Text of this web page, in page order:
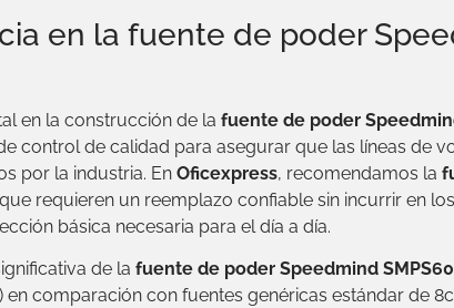
en la fuente de poder
en la construcción de la fuente de poder
control de calidad para asegurar que las líneas de
por la industria. En Oficexpress, recomendamos la
requieren un reemplazo confiable sin incurrir en
básica necesaria para el día a día.
de la fuente de poder Speedmind
comparación con fuentes genéricas estándar de